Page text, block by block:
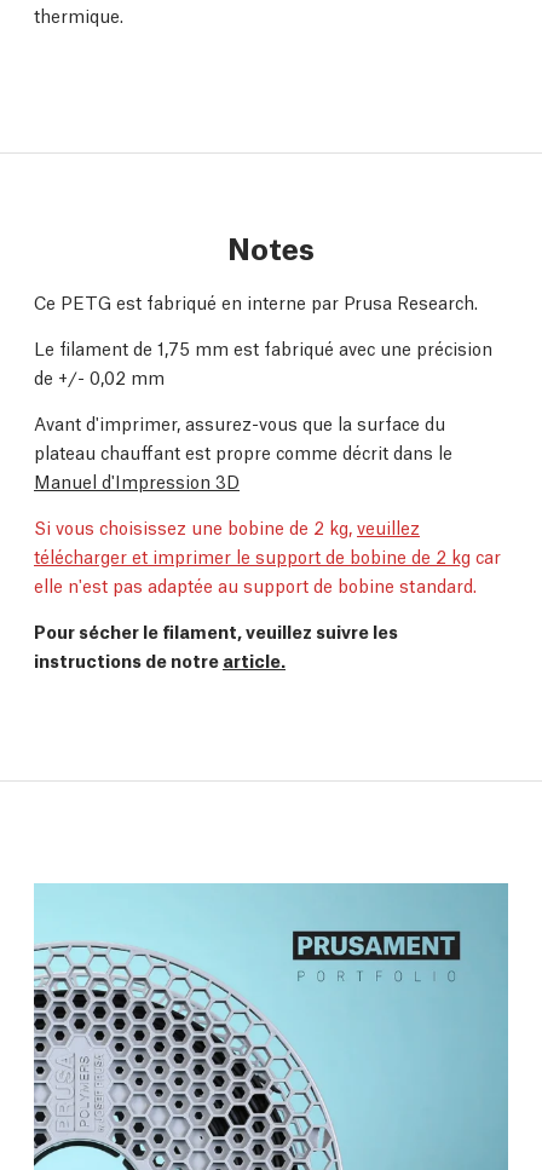
thermique.
Notes
Ce PETG est fabriqué en interne par Prusa Research.
Le filament de 1,75 mm est fabriqué avec une précision
de +/- 0,02 mm
Avant d'imprimer, assurez-vous que la surface du
plateau chauffant est propre comme décrit dans le
Manuel d'Impression 3D
Si vous choisissez une bobine de 2 kg, veuillez
télécharger et imprimer le support de bobine de 2 kg car
elle n'est pas adaptée au support de bobine standard.
Pour sécher le filament, veuillez suivre les
instructions de notre article.